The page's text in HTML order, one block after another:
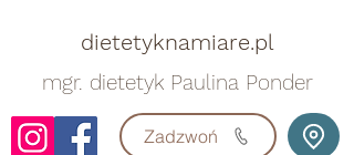
dietetyknamiare.pl
mgr. dietetyk Paulina Ponder
Zadzwoń